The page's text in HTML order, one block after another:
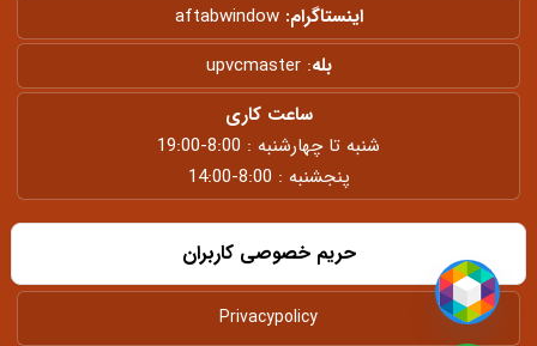
اینستاگرام:aftabwindow
بله:
upvcmaster
ساعت کاری
شنبه تا چهارشنبه : 8:00-19:00
پنجشنبه : 8:00-14:00
حریم خصوصی کاربران
Privacypolicy